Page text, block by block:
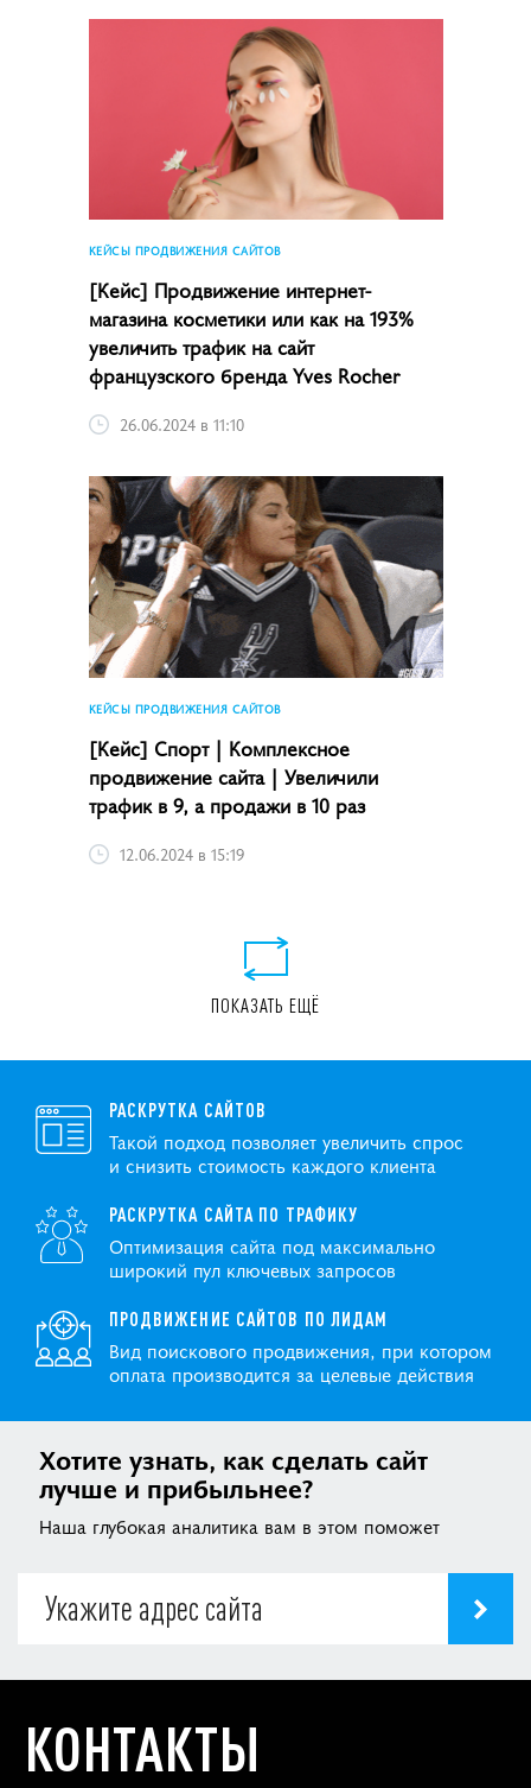
КЕЙСЫ ПРОДВИЖЕНИЯ САЙТОВ
[Кейс] Продвижение интернет-
магазина косметики или как на 193%
увеличить трафик на сайт
французского бренда Yves Rocher
26.06.2024 в 11:10
КЕЙСЫ ПРОДВИЖЕНИЯ САЙТОВ
[Кейс] Спорт | Комплексное
продвижение сайта | Увеличили
трафик в 9, а продажи в 10 раз
12.06.2024 в 15:19
ПОКАЗАТЬ ЕЩЁ
РАСКРУТКА САЙТОВ
Такой подход позволяет увеличить спрос
и снизить стоимость каждого клиента
РАСКРУТКА САЙТА ПО ТРАФИКУ
Оптимизация сайта под максимально
широкий пул ключевых запросов
ПРОДВИЖЕНИЕ САЙТОВ ПО ЛИДАМ
Вид поискового продвижения, при котором
оплата производится за целевые действия
Хотите узнать, как сделать сайт
лучше и прибыльнее?
Наша глубокая аналитика вам в этом поможет
КОНТАКТЫ